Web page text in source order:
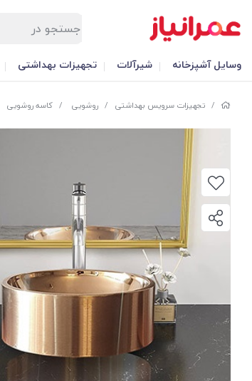
وسایل آشپزخانه شیرآلات تجهیزات بهداشتی
/ تجهیزات سرویس بهداشتی / روشویی / کاسه روشویی